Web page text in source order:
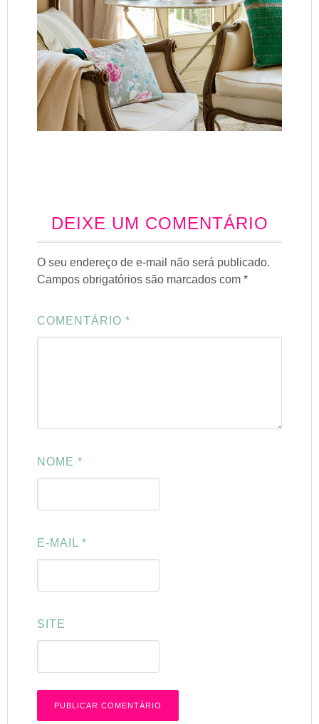
DEIXE UM COMENTÁRIO
O seu endereço de e-mail não será publicado.
Campos obrigatórios são marcados com*
COMENTÁRIO*
NOME*
E-MAIL*
SITE